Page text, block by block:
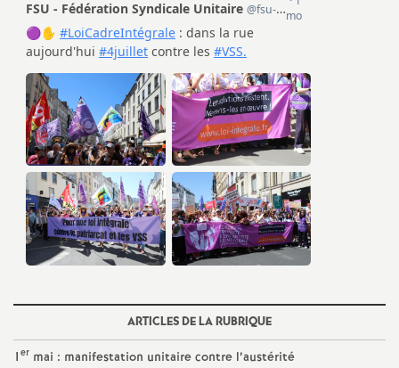
S
e
c
o
n
d
d
e
ARTICLES DE LA RUBRIQUE
1er mai : manifestation unitaire contre l’austérité